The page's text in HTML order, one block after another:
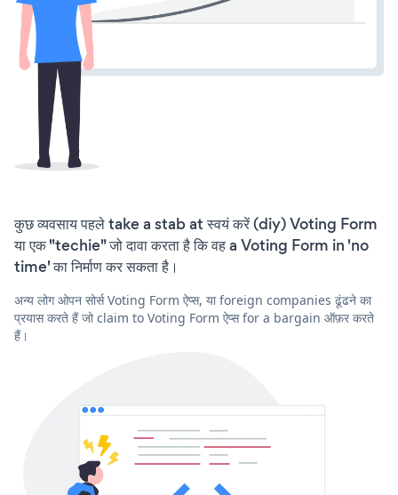
कुछ व्यवसाय पहले take a stab at स्वयं करें (diy) Voting Form
या एक "techie" जो दावा करता है कि वह a Voting Form in 'no
time' का निर्माण कर सकता है।
अन्य लोग ओपन सोर्स Voting Form ऐप्स, या foreign companies ढूंढने का
प्रयास करते हैं जो claim to Voting Form ऐप्स for a bargain ऑफ़र करते
हैं।